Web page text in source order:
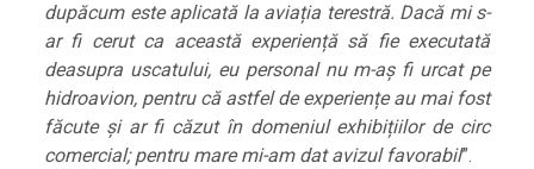
dupăcum este aplicată la aviația terestră. Dacă mi s-
ar fi cerut ca această experiență să fie executată
deasupra uscatului, eu personal nu m-aș fi urcat pe
hidroavion, pentru că astfel de experiențe au mai fost
făcute și ar fi căzut în domeniul exhibițiilor de circ
comercial; pentru mare mi-am dat avizul favorabil”.